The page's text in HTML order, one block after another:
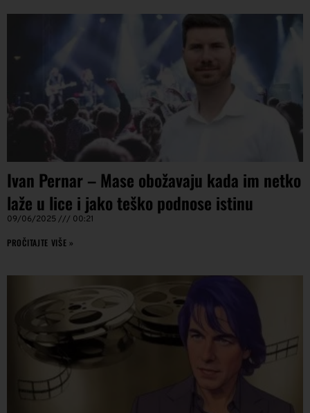
Ivan Pernar – Mase obožavaju kada im netko
laže u lice i jako teško podnose istinu
09/06/2025 00:21
PROČITAJTE VIŠE »